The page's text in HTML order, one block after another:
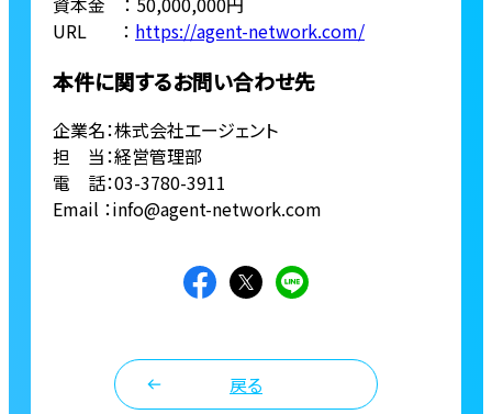
URL ： https://agent-network.com/
本件に関するお問い合わせ先
企業名：株式会社エージェント
担 当：経営管理部
電 話：03-3780-3911
Email ：info@agent-network.com
戻る